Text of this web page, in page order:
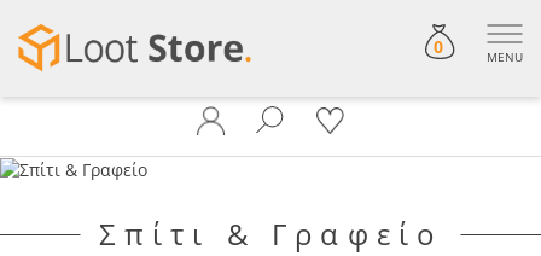
0 MENU
Σπίτι & Γραφείο